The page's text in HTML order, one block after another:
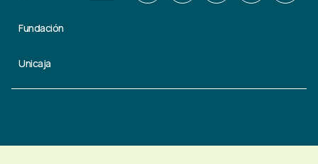
Fundación
Unicaja